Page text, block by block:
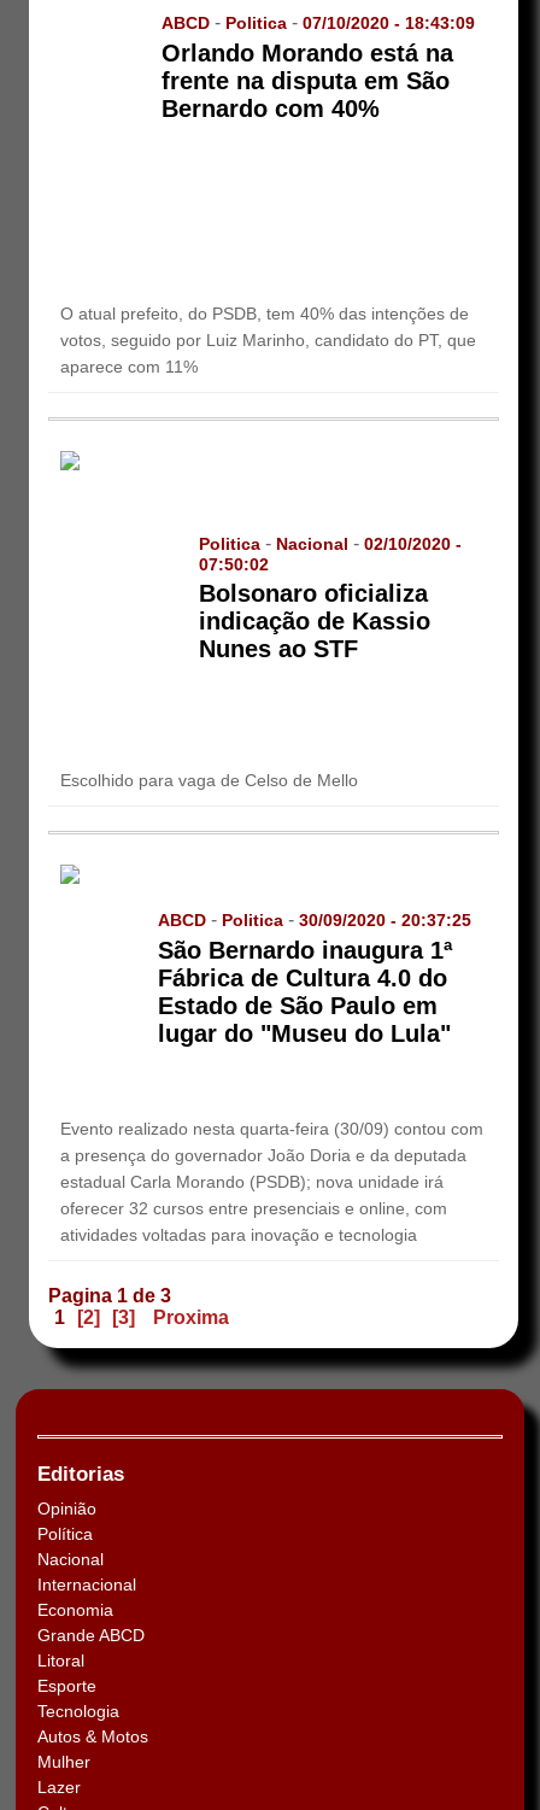
ABCD - Politica -07/10/2020 - 18:43:09
Orlando Morando está na
frente na disputa em São
Bernardo com 40%
O atual prefeito, do PSDB, tem 40% das intenções de
votos, seguido por Luiz Marinho, candidato do PT, que
aparece com 11%
Politica - Nacional -02/10/2020 -
07:50:02
Bolsonaro oficializa
indicação de Kassio
Nunes ao STF
Escolhido para vaga de Celso de Mello
ABCD - Politica -30/09/2020 - 20:37:25
São Bernardo inaugura 1ª
Fábrica de Cultura 4.0 do
Estado de São Paulo em
lugar do "Museu do Lula"
Evento realizado nesta quarta-feira (30/09) contou com
a presença do governador João Doria e da deputada
estadual Carla Morando (PSDB); nova unidade irá
oferecer 32 cursos entre presenciais e online, com
atividades voltadas para inovação e tecnologia
Pagina 1 de 3
1
[2] [3] Proxima
Editorias
Opinião
Política
Nacional
Internacional
Economia
Grande ABCD
Litoral
Esporte
Tecnologia
Autos & Motos
Mulher
Lazer